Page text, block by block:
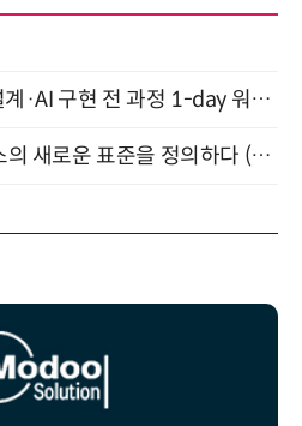
UX 기획·DESIGN.md 설계·AI 구현 전 과정 1-day 워크숍 with Claude Code·Codex 9월 15일 개최
차세대 AICC, 고객 서비스의 새로운 표준을 정의하다 (9/9)